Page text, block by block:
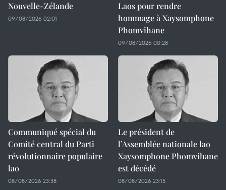
Nouvelle-Zélande
09/08/2026 02:01
Laos pour rendre
hommage à Xaysomphone
Phomvihane
09/08/2026 00:28
Communiqué spécial du
Comité central du Parti
révolutionnaire populaire
lao
08/08/2026 23:38
Le président de
l’Assemblée nationale lao
Xaysomphone Phomvihane
est décédé
08/08/2026 23:15